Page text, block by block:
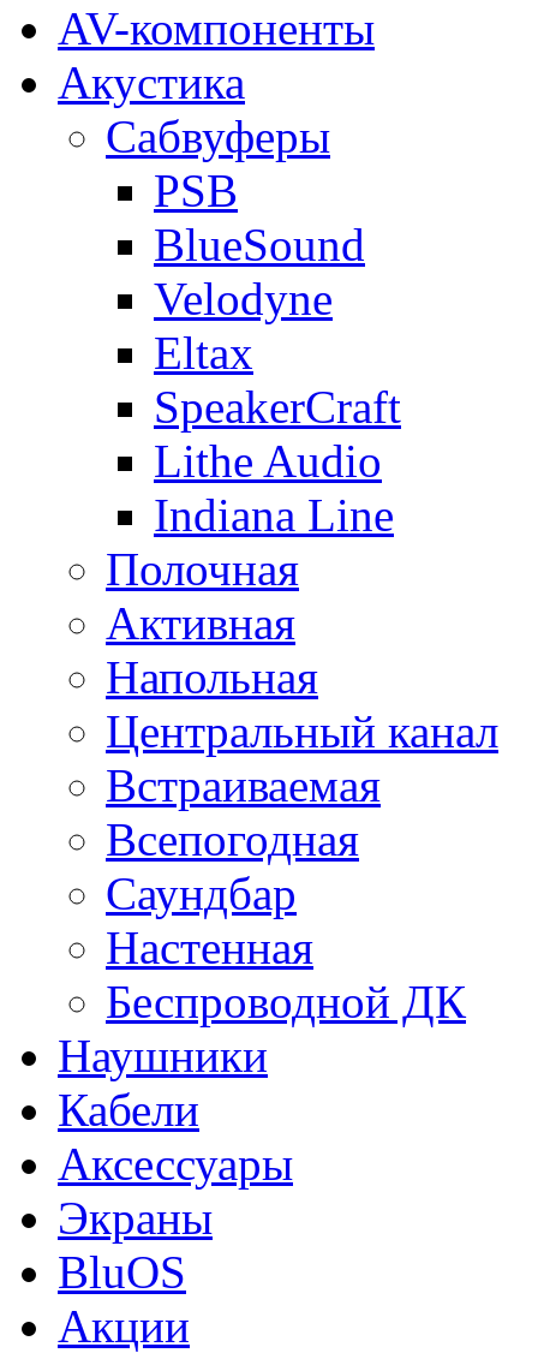
AV-компоненты
Акустика
Сабвуферы
PSB
BlueSound
Velodyne
Eltax
SpeakerCraft
Lithe Audio
Indiana Line
Полочная
Активная
Напольная
Центральный канал
Встраиваемая
Всепогодная
Саундбар
Настенная
Беспроводной ДК
Наушники
Кабели
Аксессуары
Экраны
BluOS
Акции